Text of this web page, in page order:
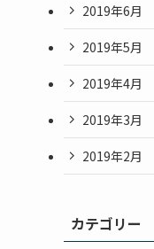
2019年6月
2019年5月
2019年4月
2019年3月
2019年2月
カテゴリー